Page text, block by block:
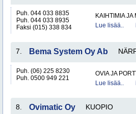
Puh. 044 033 8835
Puh. 044 033 8935
Faksi (015) 338 834
KAIHTIMIA JA
Lue lisää..
7. Bema System Oy Ab
Puh. (06) 225 8230
Puh. 0500 949 221
OVIA JA
Lue lisää..
8. Ovimatic Oy KUOPIO